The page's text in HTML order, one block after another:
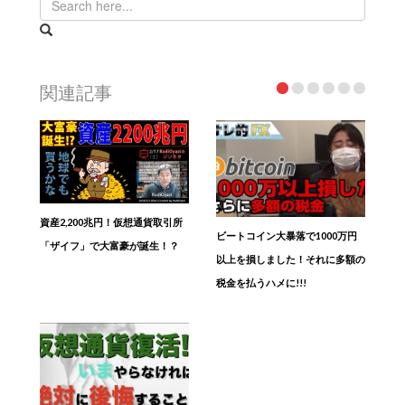
関連記事
資産2,200兆円！仮想通貨取引所
「ザイフ」で大富豪が誕生！？
ビートコイン大暴落で1000万円
以上を損しました！それに多額の
税金を払うハメに!!!